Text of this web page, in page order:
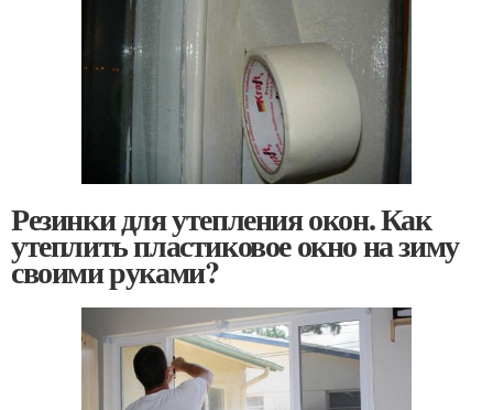
Резинки для утепления окон. Как
утеплить пластиковое окно на зиму
своими руками?